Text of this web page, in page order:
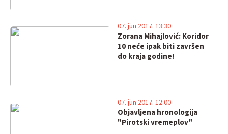
Zorana Mihajlović: Koridor
10 neće ipak biti završen
do kraja godine!
07. jun 2017. 13:30
Objavljena hronologija
"Pirotski vremeplov"
07. jun 2017. 12:00